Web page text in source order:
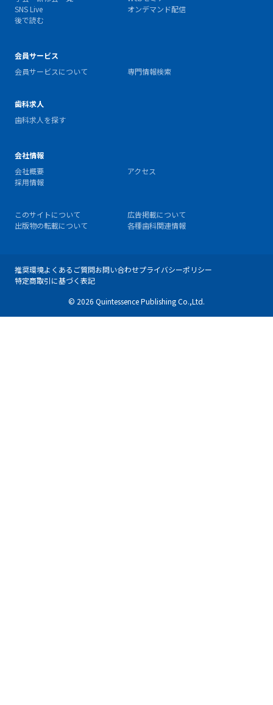
SNS Live
オンデマンド配信
後で読む
会員サービス
会員サービスについて
専門情報検索
歯科求人
歯科求人を探す
会社情報
会社概要
アクセス
採用情報
このサイトについて
広告掲載について
出版物の転載について
各種歯科関連情報
推奨環境よくあるご質問お問い合わせプライバシーポリシー
特定商取引に基づく表記
© 2026 Quintessence Publishing Co.,Ltd.